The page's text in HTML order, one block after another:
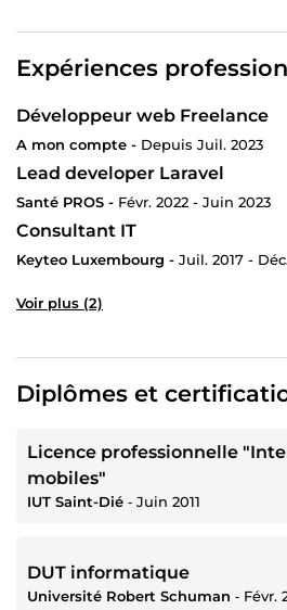
Expériences
Développeur web Freelance
A mon compte - Depuis Juil. 2023
Lead developer Laravel
Santé PROS - Févr. 2022 - Juin 2023
Consultant IT
Keyteo Luxembourg - Juil. 2017 -
Voir plus (2)
Diplômes et
Licence professionnelle
mobiles"
IUT Saint-Dié ‐ Juin 2011
DUT informatique
Université Robert Schuman ‐ Févr.